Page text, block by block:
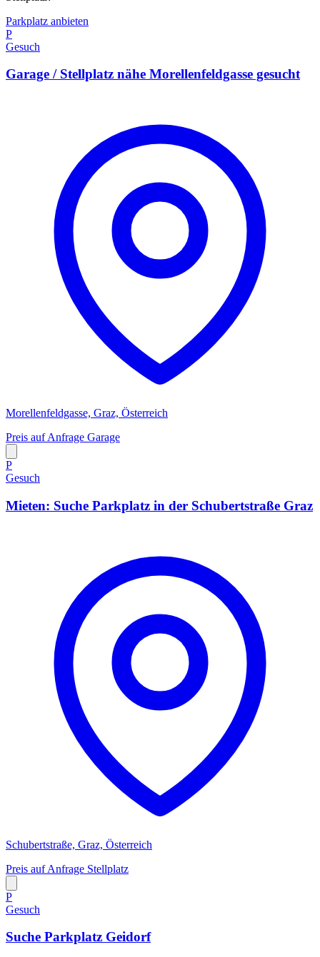
Parkplatz anbieten
P
Gesuch
Garage / Stellplatz nähe Morellenfeldgasse gesucht
Morellenfeldgasse, Graz, Österreich
Preis auf Anfrage Garage
P
Gesuch
Mieten: Suche Parkplatz in der Schubertstraße Graz
Schubertstraße, Graz, Österreich
Preis auf Anfrage Stellplatz
P
Gesuch
Suche Parkplatz Geidorf